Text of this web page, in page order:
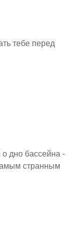
тебе перед
дно бассейна -
странным